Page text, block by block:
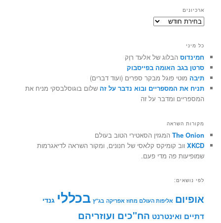
ארכיונים
ארכיונים
כל מיני
חמינדוס הבלוג של אלעד רוֶק
סרטן בגב האומה בפייסבוק
תיבה מוטי פוגל מבקר ספרים (ועוד דברים)
תניח את המספריים ובוא נדבר על זה שלום בוגוסלבסקי מניח את
המספריים ומדבר על זה
מקורות השראה
The Onion המגזין הסאטירי הטוב בעולם
XKCD ווב קומיקס קלאסי של חנונים, ומקור השראה לדיאגרמות
שמופיעות פה מדי פעם.
לפי נושאים:
אופיום אליפות העולם מחוז אפריקה בג"ץ בכללי גנדי
דתיים ואינטרנט הח"כים ועוזריהם